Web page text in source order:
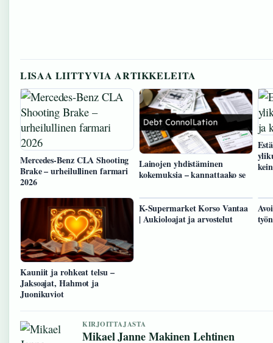
LISAA LIITTYVIA ARTIKKELEITA
Mercedes-Benz CLA Shooting
Brake – urheilullinen farmari
2026
Lainojen yhdistäminen
kokemuksia – kannattaako se
Kauniit ja rohkeat telsu –
Jaksoajat, Hahmot ja
Juonikuviot
K-Supermarket Korso Vantaa
| Aukioloajat ja arvostelut
KIRJOITTAJASTA
Mikael Janne Makinen Lehtinen